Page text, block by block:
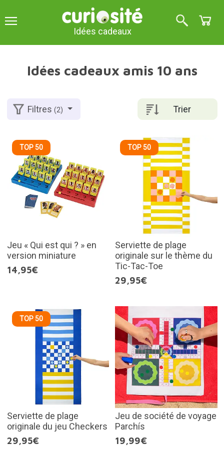
Idées cadeaux
Idées cadeaux amis 10 ans
Trier
Filtres(2)
TOP 50
Jeu « Qui est qui ? » en
version miniature
14,95€
TOP 50
Serviette de plage
originale sur le thème du
Tic-Tac-Toe
29,95€
TOP 50
Serviette de plage
originale du jeu Checkers
29,95€
Jeu de société de voyage
Parchís
19,99€